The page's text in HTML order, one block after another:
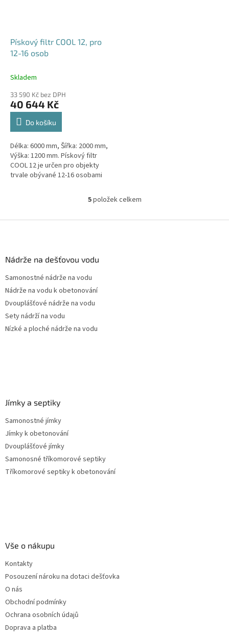
Pískový filtr COOL 12, pro
12-16 osob
Skladem
33 590 Kč bez DPH
40 644 Kč
Do košíku
Délka: 6000 mm, Šířka: 2000 mm,
Výška: 1200 mm. Pískový filtr
COOL 12 je určen pro objekty
trvale obývané 12-16 osobami
O
l
5položek celkem
Nádrže na dešťovou vodu
Samonostné nádrže na vodu
Nádrže na vodu k obetonování
Dvouplášťové nádrže na vodu
Sety nádrží na vodu
Nízké a ploché nádrže na vodu
Jímky a septiky
Samonostné jímky
Jímky k obetonování
Dvouplášťové jímky
Samonosné tříkomorové septiky
Tříkomorové septiky k obetonování
Vše o nákupu
Kontakty
Posouzení nároku na dotaci dešťovka
O nás
Obchodní podmínky
Ochrana osobních údajů
Doprava a platba